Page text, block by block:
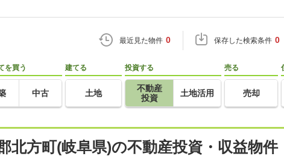
最近見た物件 0 保存した検索条件 0
を買う
中古
建てる
土地
投資する
不動産
投資
土地活用
売る
売却
北方町(岐阜県)の不動産投資・収益物件